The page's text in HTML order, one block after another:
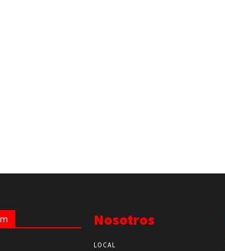
Nosotros
LOCAL